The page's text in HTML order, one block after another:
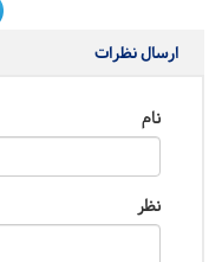
ارسال نظرات
نام
نظر